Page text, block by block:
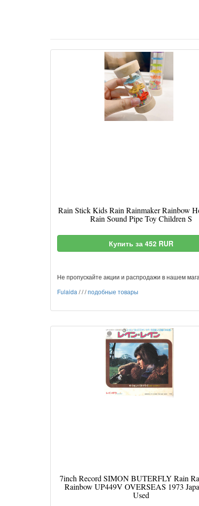
Rain Stick Kids Rain Rainmaker Rainbow
Rain Sound Pipe Toy Children S
Купить за 452 RUR
Не пропускайте акции и распродажи в нашем
Fulaida ///подобные товары
7inch Record SIMON BUTERFLY Rain
Rainbow UP449V OVERSEAS 1973
Used